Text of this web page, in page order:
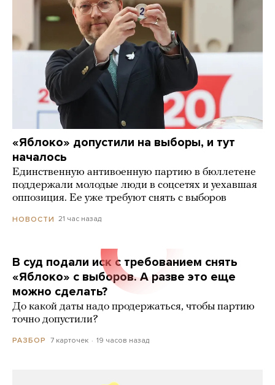
«Яблоко» допустили на выборы, и тут
началось
Единственную антивоенную партию в бюллетене
поддержали молодые люди в соцсетях и уехавшая
оппозиция. Ее уже требуют снять с выборов
НОВОСТИ 21 час назад
В суд подали иск с требованием снять
«Яблоко» с выборов. А разве это еще
можно сделать?
До какой даты надо продержаться, чтобы партию
точно допустили?
РАЗБОР 7 карточек 19 часов назад